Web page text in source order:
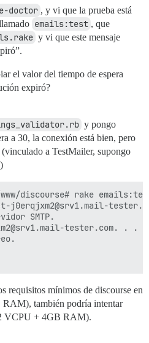
doctor , y vi que la prueba está
emails:test , que
y vi que este mensaje
el valor del tiempo de espera
expiró?
y pongo
a 30, la conexión está bien, pero
a TestMailer, supongo
discourse# rake
j0erqjxm2@srv1.mail-
SMTP.
tester.com. . .
requisitos mínimos de discourse en
también podría intentar
VCPU + 4GB RAM).